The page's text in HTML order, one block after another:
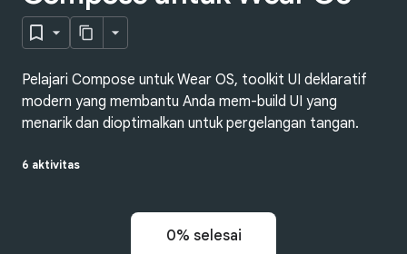
Pelajari Compose untuk Wear OS, toolkit UI deklaratif
modern yang membantu Anda mem-build UI yang
menarik dan dioptimalkan untuk pergelangan tangan.
6 aktivitas
0% selesai